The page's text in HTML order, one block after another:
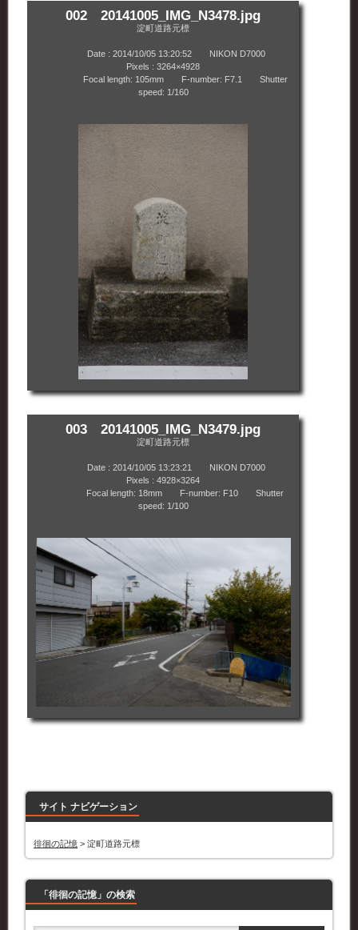
002 20141005_IMG_N3478.jpg
淀町道路元標
Date : 2014/10/05 13:20:52 NIKON D7000
Pixels : 3264×4928
Focal length: 105mm F-number: F7.1 Shutter
speed: 1/160
003 20141005_IMG_N3479.jpg
淀町道路元標
Date : 2014/10/05 13:23:21 NIKON D7000
Pixels : 4928×3264
Focal length: 18mm F-number: F10 Shutter
speed: 1/100
サイト ナビゲーション
徘徊の記憶 > 淀町道路元標
「徘徊の記憶」の検索